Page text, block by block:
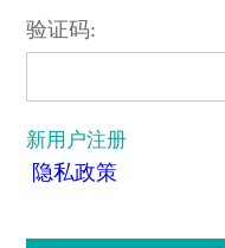
验证码:
新用户注册
隐私政策